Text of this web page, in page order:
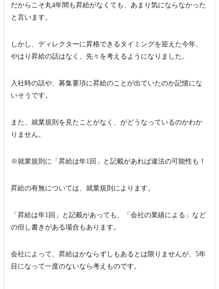
だからこそ丸4年間も昇給がなくても、あまり気にならなかった
と言います。
しかし、ディレクターに昇格できるタイミングを迎えた今年、
やはり昇給の話はなく、先々を考えるようになりました。
入社時の話や、募集要項に昇給のことが出ていたのか記憶にな
いそうです。
また、就業規則を見たことがなく、がどうなっているのかわか
りません。
※就業規則に「昇給は年1回」と記載があれば違法の可能性も！
昇給の有無については、就業規則によります。
「昇給は年1回」と記載があっても、「会社の業績による」など
の但し書きがある場合もあります。
会社によって、昇給はかならずしもあるとは限りませんが、5年
目になって一度のないなら考えものです。